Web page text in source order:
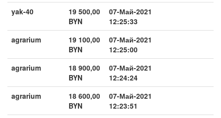
yak-40
19 500,00
BYN
07-Май-2021
12:25:33
agrarium
19 100,00
BYN
07-Май-2021
12:25:00
agrarium
18 900,00
BYN
07-Май-2021
12:24:24
agrarium
18 600,00
BYN
07-Май-2021
12:23:51